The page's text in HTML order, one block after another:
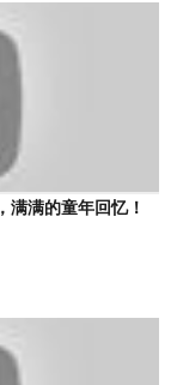
满满的童年回忆！